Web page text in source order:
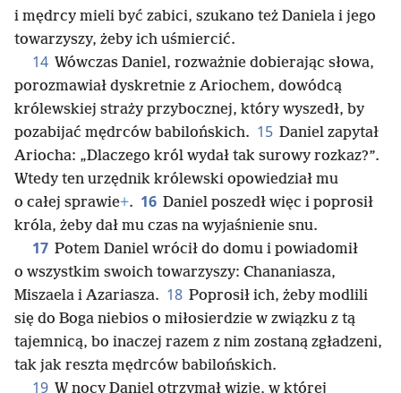
i mędrcy mieli być zabici, szukano też Daniela i jego
towarzyszy, żeby ich uśmiercić.
14 Wówczas Daniel, rozważnie dobierając słowa,
porozmawiał dyskretnie z Ariochem, dowódcą
królewskiej straży przybocznej, który wyszedł, by
pozabijać mędrców babilońskich. 15 Daniel zapytał
Ariocha: „Dlaczego król wydał tak surowy rozkaz?”.
Wtedy ten urzędnik królewski opowiedział mu
o całej sprawie+. 16 Daniel poszedł więc i poprosił
króla, żeby dał mu czas na wyjaśnienie snu.
17 Potem Daniel wrócił do domu i powiadomił
o wszystkim swoich towarzyszy: Chananiasza,
Miszaela i Azariasza. 18 Poprosił ich, żeby modlili
się do Boga niebios o miłosierdzie w związku z tą
tajemnicą, bo inaczej razem z nim zostaną zgładzeni,
tak jak reszta mędrców babilońskich.
19 W nocy Daniel otrzymał wizję, w której